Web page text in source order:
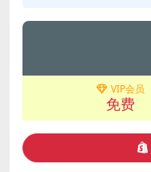
VIP会员
免费